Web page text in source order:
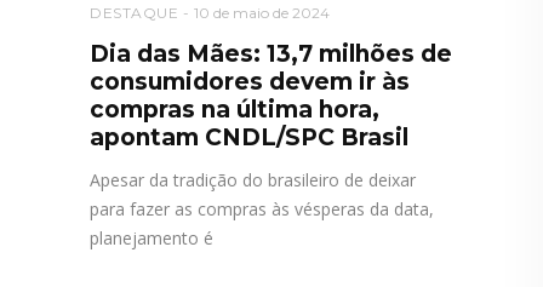
DESTAQUE 10 de maio de 2024
Dia das Mães: 13,7 milhões de
consumidores devem ir às
compras na última hora,
apontam CNDL/SPC Brasil
Apesar da tradição do brasileiro de deixar
para fazer as compras às vésperas da data,
planejamento é